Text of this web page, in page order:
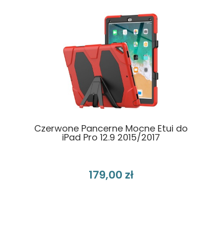
Czerwone Pancerne Mocne Etui do
iPad Pro 12.9 2015/2017
179,00 zł